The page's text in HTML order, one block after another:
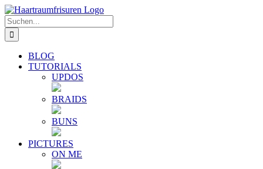
Zum
Inhalt
springen
E-
Mail
YouTube
Instagram
Facebook
Twitter
Suche
nach:
BLOG
TUTORIALS
UPDOS
BRAIDS
BUNS
PICTURES
ON ME